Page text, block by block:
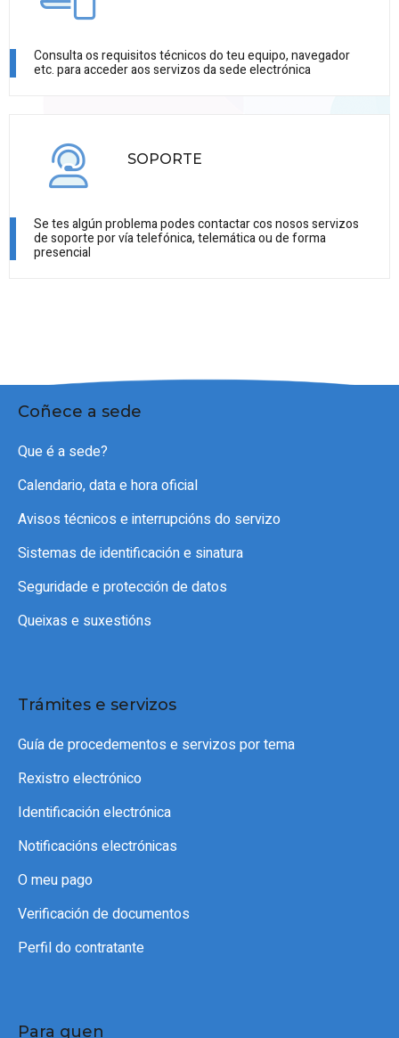
Consulta os requisitos técnicos do teu equipo, navegador
etc. para acceder aos servizos da sede electrónica
SOPORTE
Se tes algún problema podes contactar cos nosos servizos
de soporte por vía telefónica, telemática ou de forma
presencial
Coñece a sede
Que é a sede?
Calendario, data e hora oficial
Avisos técnicos e interrupcións do servizo
Sistemas de identificación e sinatura
Seguridade e protección de datos
Queixas e suxestións
Trámites e servizos
Guía de procedementos e servizos por tema
Rexistro electrónico
Identificación electrónica
Notificacións electrónicas
O meu pago
Verificación de documentos
Perfil do contratante
Para quen